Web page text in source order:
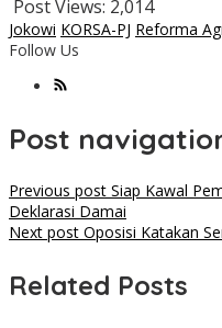
Post Views: 2,014
Jokowi KORSA-PJ Reforma
Follow Us
Post
Previous post Siap Kawal
Deklarasi Damai
Next post Oposisi Katakan
Related Posts